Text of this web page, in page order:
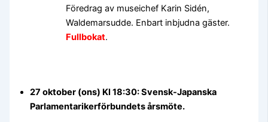
Föredrag av museichef Karin Sidén,
Waldemarsudde. Enbart inbjudna gäster.
Fullbokat.
27 oktober (ons) Kl 18:30: Svensk-Japanska
Parlamentarikerförbundets årsmöte.